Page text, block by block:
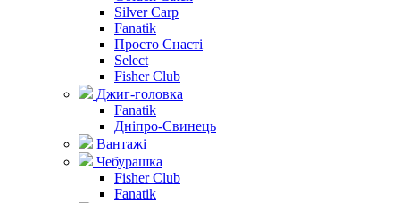
Silver Carp
Fanatik
Просто Снасті
Select
Fisher Club
Джиг-головка
Fanatik
Дніпро-Свинець
Вантажі
Чебурашка
Fisher Club
Fanatik